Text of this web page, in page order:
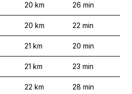
20 km 26 min
20 km 22 min
21 km 20 min
21 km 23 min
22 km 28 min